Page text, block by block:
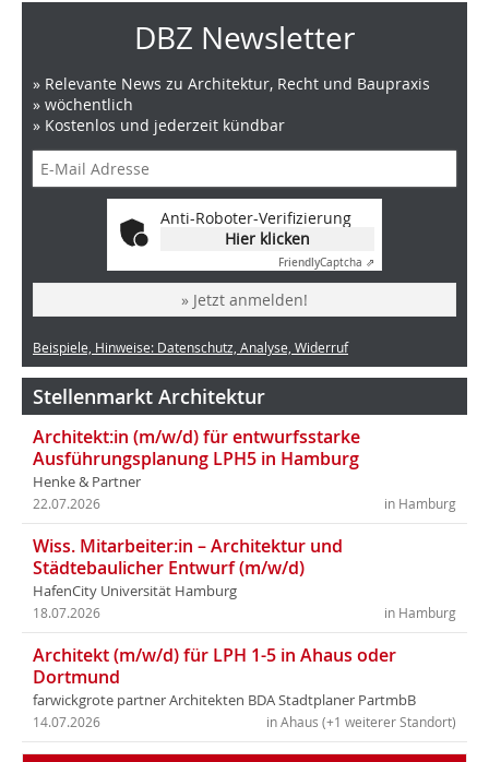
DBZ Newsletter
» Relevante News zu Architektur, Recht und Baupraxis
» wöchentlich
» Kostenlos und jederzeit kündbar
Anti-Roboter-Verifizierung
Hier klicken
FriendlyCaptcha ⇗
» Jetzt anmelden!
Beispiele, Hinweise: Datenschutz, Analyse, Widerruf
Stellenmarkt Architektur
Architekt:in (m/w/d) für entwurfsstarke
Ausführungsplanung LPH5 in Hamburg
Henke & Partner
in Hamburg
22.07.2026
Wiss. Mitarbeiter:in – Architektur und
Städtebaulicher Entwurf (m/w/d)
HafenCity Universität Hamburg
in Hamburg
18.07.2026
Architekt (m/w/d) für LPH 1-5 in Ahaus oder
Dortmund
farwickgrote partner Architekten BDA Stadtplaner PartmbB
in Ahaus (+1 weiterer Standort)
14.07.2026